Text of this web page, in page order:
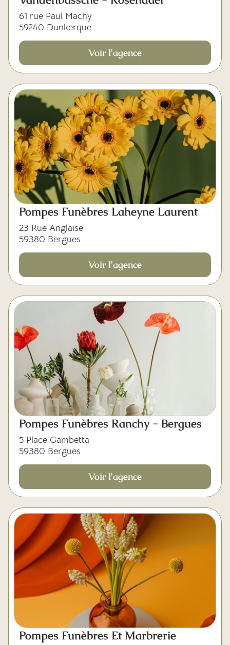
61 rue Paul Machy
59240 Dunkerque
Voir l'agence
Pompes Funèbres Laheyne Laurent
23 Rue Anglaise
59380 Bergues
Voir l'agence
Pompes Funèbres Ranchy - Bergues
5 Place Gambetta
59380 Bergues
Voir l'agence
Pompes Funèbres Et Marbrerie